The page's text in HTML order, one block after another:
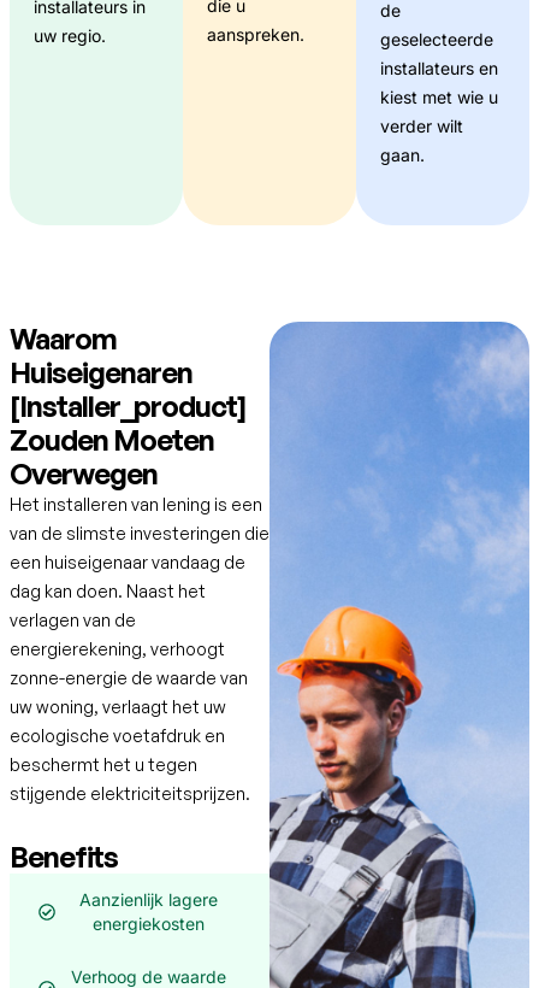
installateurs in
uw regio.
die u
aanspreken.
de
geselecteerde
installateurs en
kiest met wie u
verder wilt
gaan.
Waarom
Huiseigenaren
[installer_product]
Zouden Moeten
Overwegen
Het installeren van lening is een
van de slimste investeringen die
een huiseigenaar vandaag de
dag kan doen. Naast het
verlagen van de
energierekening, verhoogt
zonne-energie de waarde van
uw woning, verlaagt het uw
ecologische voetafdruk en
beschermt het u tegen
stijgende elektriciteitsprijzen.
Benefits
Aanzienlijk lagere
energiekosten
Verhoog de waarde